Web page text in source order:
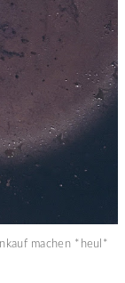
machen *heul*